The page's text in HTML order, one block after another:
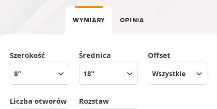
WYMIARY OPINIA
Szerokość Średnica Offset
Liczba otworów Rozstaw